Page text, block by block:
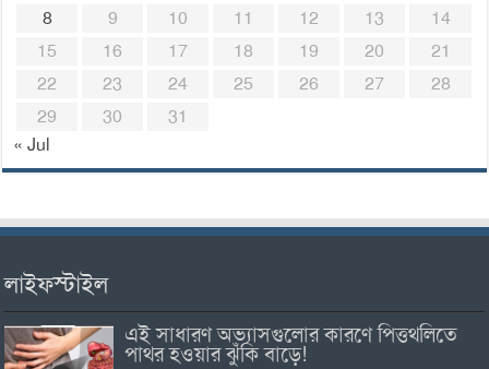
8
9 10 11 12 13
14
15
16 17 18 19 20
21
22
23 24 25 26 27
28
29
30
31
« Jul
লাইফস্টাইল
এই সাধারণ অভ্যাসগুলোর কারণে পিত্তথলিতে
পাথর হওয়ার ঝুঁকি বাড়ে!